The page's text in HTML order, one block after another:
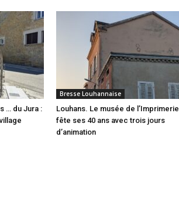
… du Jura :
Bresse Louhannaise
Louhans. Le musée de l’Imprimerie
fête ses 40 ans avec trois jours
d’animation